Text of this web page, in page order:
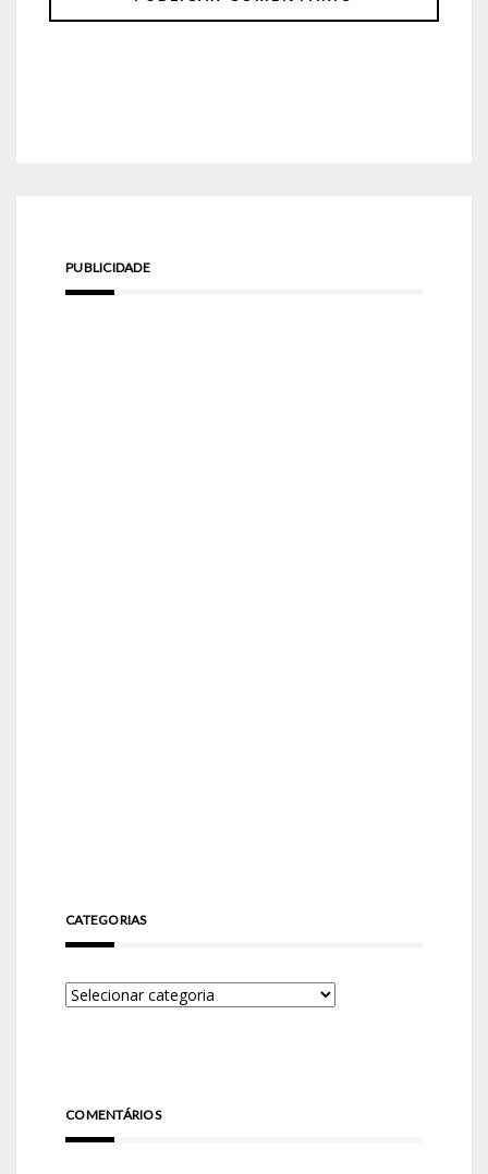
PUBLICIDADE
CATEGORIAS
COMENTÁRIOS